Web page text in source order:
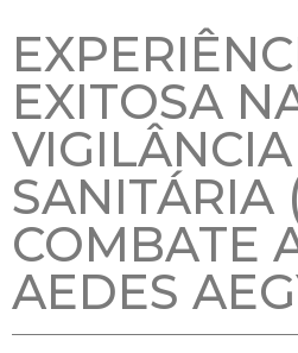
EXITOSA
VIGILÂNCIA
SANITÁRIA
COMBATE
AEDES